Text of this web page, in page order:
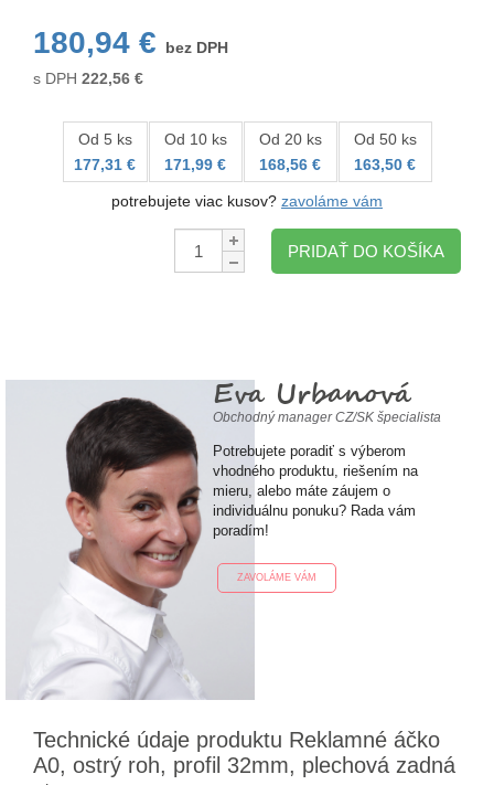
180,94 €
bez DPH
s DPH 222,56 €
Od 5 ks
177,31 €
Od 10 ks
171,99 €
Od 20 ks
168,56 €
Od 50 ks
163,50 €
potrebujete viac kusov? zavoláme vám
Množstvo:
PRIDAŤ DO KOŠÍKA
Eva Urbanová
Obchodný manager CZ/SK špecialista
Potrebujete poradiť s výberom
vhodného produktu, riešením na
mieru, alebo máte záujem o
individuálnu ponuku? Rada vám
poradím!
ZAVOLÁME VÁM
Technické údaje produktu Reklamné áčko
A0, ostrý roh, profil 32mm, plechová zadná